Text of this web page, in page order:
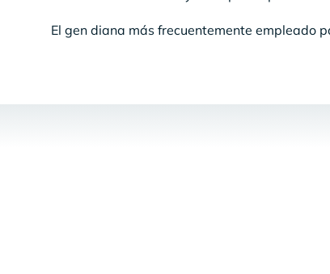
El gen diana más frecuentemente empleado